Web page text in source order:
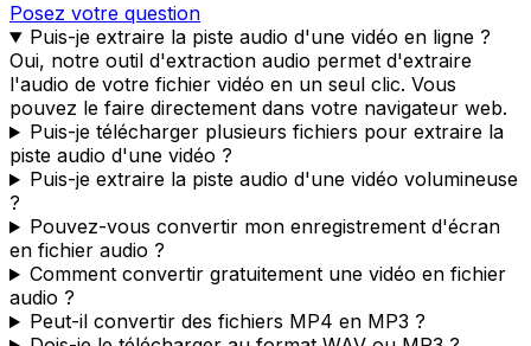
Posez votre question
Puis-je extraire la piste audio d'une vidéo en ligne ?
Oui, notre outil d'extraction audio permet d'extraire
l'audio de votre fichier vidéo en un seul clic. Vous
pouvez le faire directement dans votre navigateur web.
Puis-je télécharger plusieurs fichiers pour extraire la
piste audio d'une vidéo ?
Puis-je extraire la piste audio d'une vidéo volumineuse
?
Pouvez-vous convertir mon enregistrement d'écran
en fichier audio ?
Comment convertir gratuitement une vidéo en fichier
audio ?
Peut-il convertir des fichiers MP4 en MP3 ?